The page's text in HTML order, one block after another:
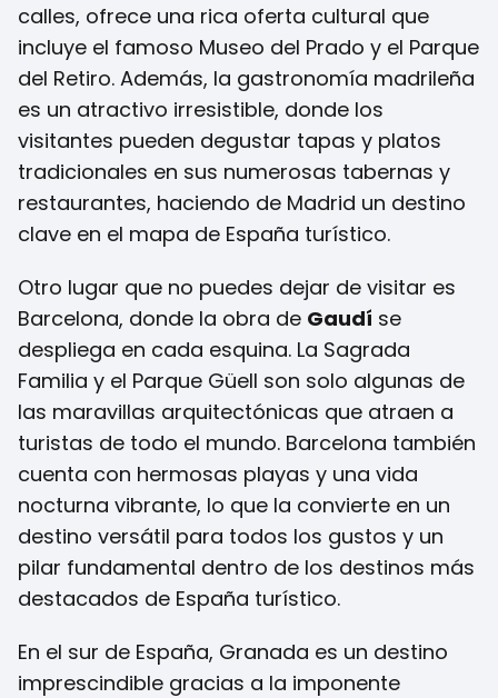
calles, ofrece una rica oferta cultural que
incluye el famoso Museo del Prado y el Parque
del Retiro. Además, la gastronomía madrileña
es un atractivo irresistible, donde los
visitantes pueden degustar tapas y platos
tradicionales en sus numerosas tabernas y
restaurantes, haciendo de Madrid un destino
clave en el mapa de España turístico.
Otro lugar que no puedes dejar de visitar es
Barcelona, donde la obra de Gaudí se
despliega en cada esquina. La Sagrada
Familia y el Parque Güell son solo algunas de
las maravillas arquitectónicas que atraen a
turistas de todo el mundo. Barcelona también
cuenta con hermosas playas y una vida
nocturna vibrante, lo que la convierte en un
destino versátil para todos los gustos y un
pilar fundamental dentro de los destinos más
destacados de España turístico.
En el sur de España, Granada es un destino
imprescindible gracias a la imponente